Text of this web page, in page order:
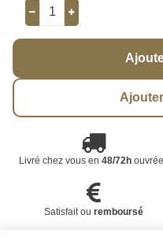
Livré chez vous en 48/72h
Satisfait ou remboursé